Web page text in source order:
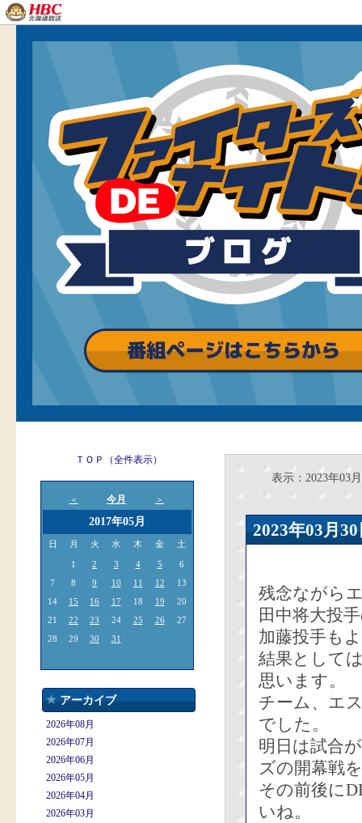
ＴＯＰ（全件表示）
＜ 今月 ＞
2017年05月
日 月 火 水 木 金 土
1 2 3 4 5
6
7
8 9 10 11 12
13
14
15 16 17 18 19
20
21
22 23 24 25 26
27
28
29 30 31
アーカイブ
2026年08月
2026年07月
2026年06月
2026年05月
2026年04月
2026年03月
表示：2023年03月
2023年03
残念ながら
田中将大投
加藤投手も
結果として
思います。
チーム、エ
でした。
明日は試合
ズの開幕戦
その前後に
いね。